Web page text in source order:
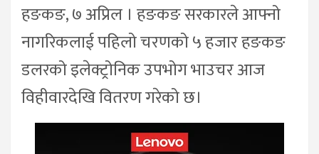
हङकङ, ७ अप्रिल । हङकङ सरकारले आफ्नो
नागरिकलाई पहिलो चरणको ५ हजार हङकङ
डलरको इलेक्ट्रोनिक उपभोग भाउचर आज
विहीवारदेखि वितरण गरेको छ।